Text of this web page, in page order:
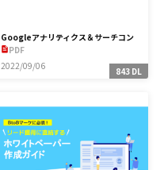
Googleアナリティクス＆サーチコン
ソールの活用方法
PDF
2022/09/06
843 DL